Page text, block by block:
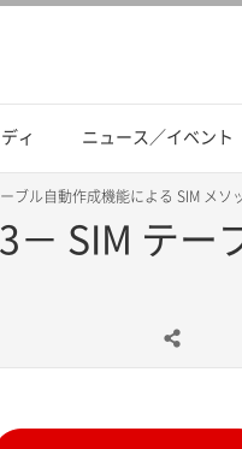
ィ ニュース／イベント
ブル自動作成機能による SIM メソ
SIM テー